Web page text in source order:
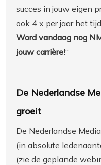
succes in jouw eigen
ook 4 x per jaar het
Word vandaag nog
jouw carrière!“
De Nederlandse
groeit
De Nederlandse
(in absolute
(zie de geplande